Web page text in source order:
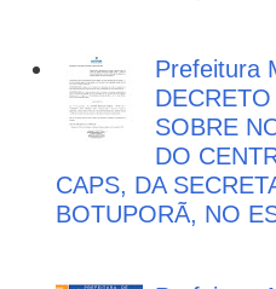
Prefeitura
SOBRE
DO
CAPS, DA
BOTUPORÃ, NO